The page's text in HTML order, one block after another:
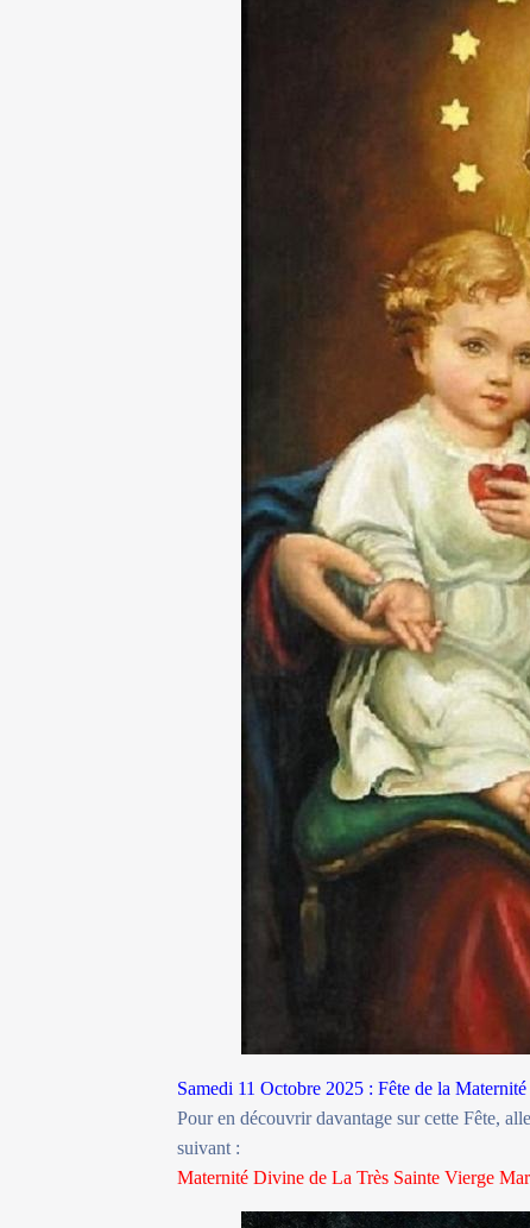
Samedi 11 Octobre 2025 : Fête de la
Pour en découvrir davantage sur cette Fête,
suivant :
Maternité Divine de La Très Sainte Vierge